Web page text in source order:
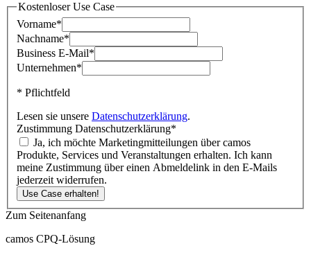
Kostenloser Use Case
Vorname*
Nachname*
Business E-Mail*
Unternehmen*
* Pflichtfeld
Lesen sie unsere Datenschutzerklärung.
Zustimmung Datenschutzerklärung*
Produkte, Services und Veranstaltungen erhalten. Ich kann
meine Zustimmung über einen Abmeldelink in den E-Mails
jederzeit widerrufen.
Zum Seitenanfang
camos CPQ-Lösung